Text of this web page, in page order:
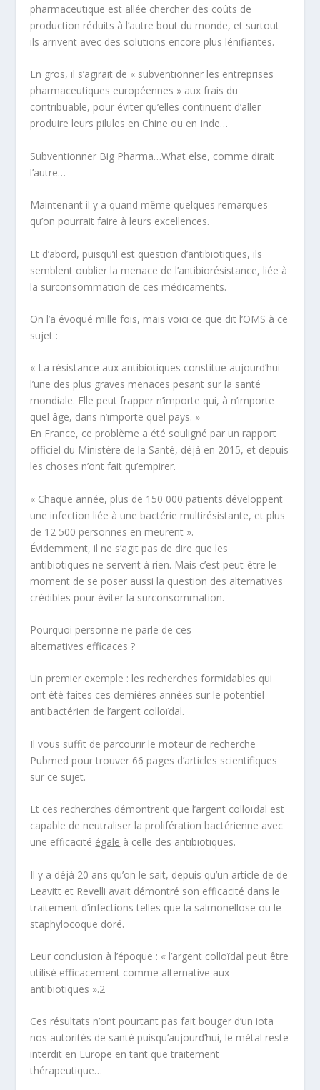
pharmaceutique est allée chercher des coûts de
production réduits à l’autre bout du monde, et surtout
ils arrivent avec des solutions encore plus lénifiantes.
En gros, il s’agirait de « subventionner les entreprises
pharmaceutiques européennes » aux frais du
contribuable, pour éviter qu’elles continuent d’aller
produire leurs pilules en Chine ou en Inde…
Subventionner Big Pharma…What else, comme dirait
l’autre…
Maintenant il y a quand même quelques remarques
qu’on pourrait faire à leurs excellences.
Et d’abord, puisqu’il est question d’antibiotiques, ils
semblent oublier la menace de l’antibiorésistance, liée à
la surconsommation de ces médicaments.
On l’a évoqué mille fois, mais voici ce que dit l’OMS à ce
sujet :
« La résistance aux antibiotiques constitue aujourd’hui
l’une des plus graves menaces pesant sur la santé
mondiale. Elle peut frapper n’importe qui, à n’importe
quel âge, dans n’importe quel pays. »
En France, ce problème a été souligné par un rapport
officiel du Ministère de la Santé, déjà en 2015, et depuis
les choses n’ont fait qu’empirer.
« Chaque année, plus de 150 000 patients développent
une infection liée à une bactérie multirésistante, et plus
de 12 500 personnes en meurent ».
Évidemment, il ne s’agit pas de dire que les
antibiotiques ne servent à rien. Mais c’est peut-être le
moment de se poser aussi la question des alternatives
crédibles pour éviter la surconsommation.
Pourquoi personne ne parle de ces
alternatives efficaces ?
Un premier exemple : les recherches formidables qui
ont été faites ces dernières années sur le potentiel
antibactérien de l’argent colloïdal.
Il vous suffit de parcourir le moteur de recherche
Pubmed pour trouver 66 pages d’articles scientifiques
sur ce sujet.
Et ces recherches démontrent que l’argent colloïdal est
capable de neutraliser la prolifération bactérienne avec
une efficacité égale à celle des antibiotiques.
Il y a déjà 20 ans qu’on le sait, depuis qu’un article de de
Leavitt et Revelli avait démontré son efficacité dans le
traitement d’infections telles que la salmonellose ou le
staphylocoque doré.
Leur conclusion à l’époque : « l’argent colloïdal peut être
utilisé efficacement comme alternative aux
antibiotiques ».2
Ces résultats n’ont pourtant pas fait bouger d’un iota
nos autorités de santé puisqu’aujourd’hui, le métal reste
interdit en Europe en tant que traitement
thérapeutique…